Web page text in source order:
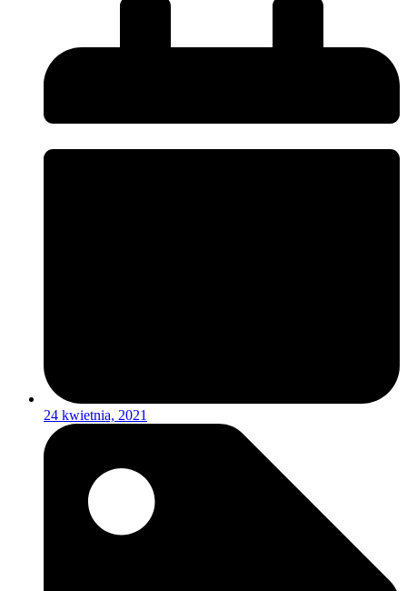
24 kwietnia, 2021